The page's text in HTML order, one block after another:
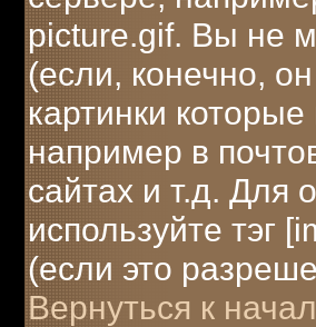
picture.gif. Вы не
(если, конечно,
картинки
например в
сайтах и т.д. Для
используйте тэг
(если это
Вернуться к